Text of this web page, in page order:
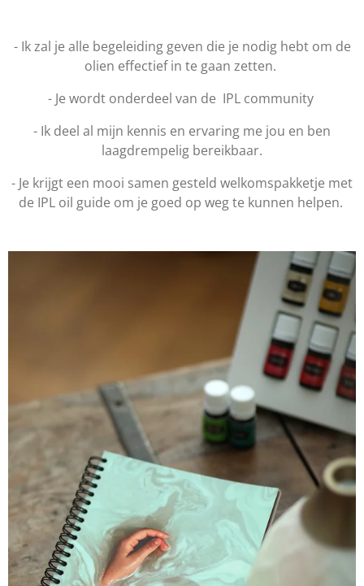
- Ik zal je alle begeleiding geven die je nodig hebt om de
olien effectief in te gaan zetten.
- Je wordt onderdeel van de IPL community
- Ik deel al mijn kennis en ervaring me jou en ben
laagdrempelig bereikbaar.
- Je krijgt een mooi samen gesteld welkomspakketje met
de IPL oil guide om je goed op weg te kunnen helpen.